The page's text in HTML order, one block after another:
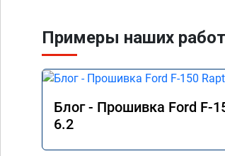
Примеры наших
Блог - Прошивка Ford F-
6.2